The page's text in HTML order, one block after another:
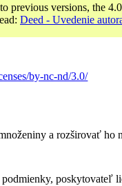
previous versions, the
Deed - Uvedenie
by-nc-nd/3.0/
a rozširovať ho
poskytovateľ